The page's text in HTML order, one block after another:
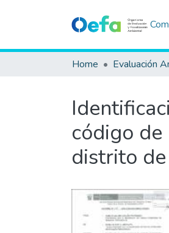
Home Evaluación
código
distrito